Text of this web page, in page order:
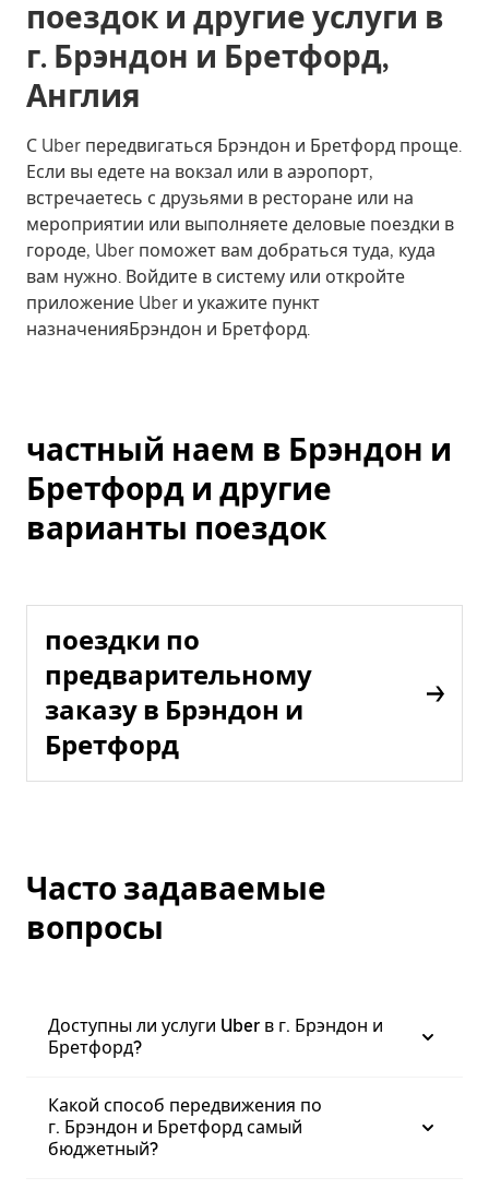
поездок и другие услуги в
г. Брэндон и Бретфорд,
Англия
С Uber передвигаться Брэндон и Бретфорд проще.
Если вы едете на вокзал или в аэропорт,
встречаетесь с друзьями в ресторане или на
мероприятии или выполняете деловые поездки в
городе, Uber поможет вам добраться туда, куда
вам нужно. Войдите в систему или откройте
приложение Uber и укажите пункт
назначенияБрэндон и Бретфорд.
частный наем в Брэндон и
Бретфорд и другие
варианты поездок
поездки по
предварительному
заказу в Брэндон и
Бретфорд
Часто задаваемые
вопросы
Доступны ли услуги Uber в г. Брэндон и
Бретфорд?
Какой способ передвижения по
г. Брэндон и Бретфорд самый
бюджетный?